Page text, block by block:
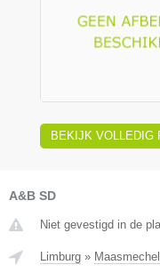
BEKIJK VOLLEDIG
A&B SD
Niet gevestigd in de
Limburg »